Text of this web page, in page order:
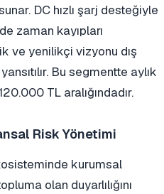
DC hızlı şarj desteğiyle
zaman kayıpları
ve yenilikçi vizyonu dış
Bu segmentte aylık
TL aralığındadır.
Risk Yönetimi
kurumsal
olan duyarlılığını